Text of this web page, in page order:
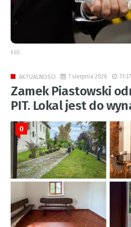
RED.
AKTUALNOŚCI 7 sierpnia 2026 11:37
Zamek Piastowski
PIT. Lokal jest do
0